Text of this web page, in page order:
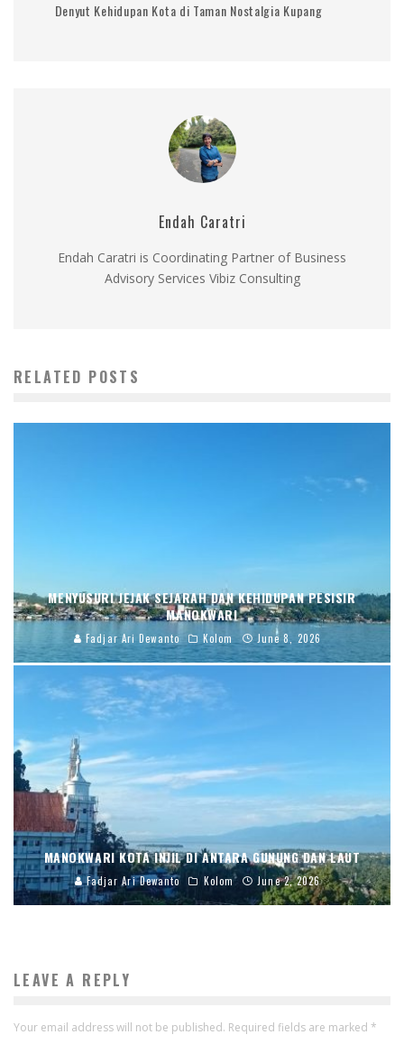
Denyut Kehidupan Kota di Taman Nostalgia Kupang
Endah Caratri
Endah Caratri is Coordinating Partner of Business
Advisory Services Vibiz Consulting
RELATED POSTS
MENYUSURI JEJAK SEJARAH DAN KEHIDUPAN PESISIR
MANOKWARI
Fadjar Ari Dewanto Kolom June 8, 2026
MANOKWARI KOTA INJIL DI ANTARA GUNUNG DAN LAUT
Fadjar Ari Dewanto Kolom June 2, 2026
LEAVE A REPLY
Your email address will not be published. Required fields are marked *